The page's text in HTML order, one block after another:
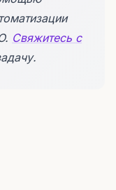
Свяжитесь с